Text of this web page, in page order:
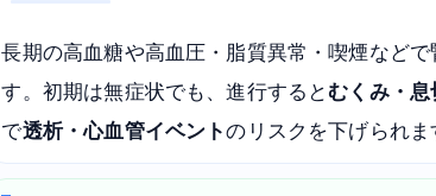
長期の高血糖や高血圧・脂質異常・喫煙などで
す。初期は無症状でも、進行するとむくみ・
で透析・心血管イベントのリスクを下げられま